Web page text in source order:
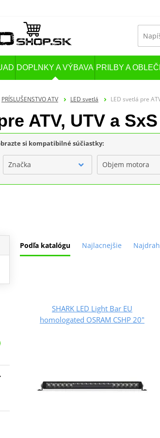
DOPLNKY A VÝBAVA PRILBY A
PRÍSLUŠENSTVO ATV LED svetlá LED svetlá pre
ATV, UTV a SxS
si kompatibilné súčiastky:
Značka Objem motora
Podľa katalógu Najlacnejšie
SHARK LED Light Bar EU
homologated OSRAM CSHP 20"